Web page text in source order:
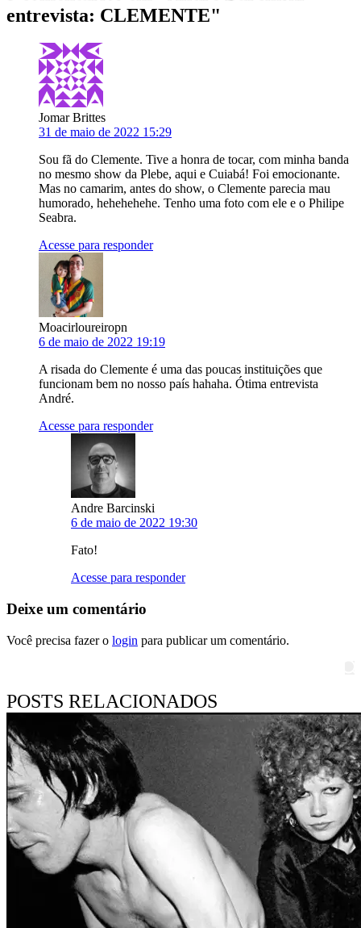
entrevista: CLEMENTE"
Jomar Brittes
31 de maio de 2022 15:29
Sou fã do Clemente. Tive a honra de tocar, com minha banda
no mesmo show da Plebe, aqui e Cuiabá! Foi emocionante.
Mas no camarim, antes do show, o Clemente parecia mau
humorado, hehehehehe. Tenho uma foto com ele e o Philipe
Seabra.
Acesse para responder
Moacirloureiropn
6 de maio de 2022 19:19
A risada do Clemente é uma das poucas instituições que
funcionam bem no nosso país hahaha. Ótima entrevista
André.
Acesse para responder
Andre Barcinski
6 de maio de 2022 19:30
Fato!
Acesse para responder
Deixe um comentário
Você precisa fazer o login para publicar um comentário.
POSTS RELACIONADOS